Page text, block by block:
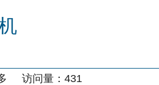
访问量： 431